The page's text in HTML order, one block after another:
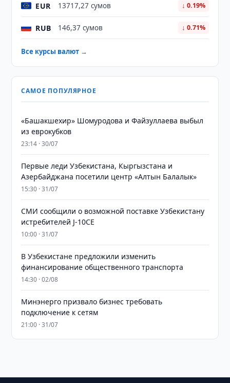
EUR 13717,27 сумов ↓ 0.19%
RUB 146,37 сумов ↓ 0.71%
Все курсы валют →
САМОЕ ПОПУЛЯРНОЕ
«Башакшехир» Шомуродова и Файзуллаева выбыл
из еврокубков
23:14 · 30/07
Первые леди Узбекистана, Кыргызстана и
Азербайджана посетили центр «Алтын Балалык»
15:30 · 31/07
СМИ сообщили о возможной поставке Узбекистану
истребителей J-10CE
10:00 · 31/07
В Узбекистане предложили изменить
финансирование общественного транспорта
14:30 · 02/08
Минэнерго призвало бизнес требовать
подключение к сетям
21:00 · 31/07